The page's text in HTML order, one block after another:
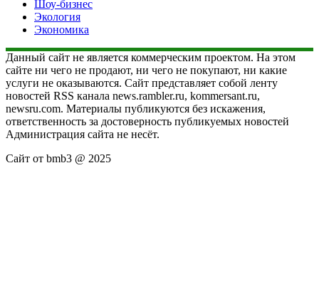
Шоу-бизнес
Экология
Экономика
Данный сайт не является коммерческим проектом. На этом
сайте ни чего не продают, ни чего не покупают, ни какие
услуги не оказываются. Сайт представляет собой ленту
новостей RSS канала news.rambler.ru, kommersant.ru,
newsru.com. Материалы публикуются без искажения,
ответственность за достоверность публикуемых новостей
Администрация сайта не несёт.
Сайт от bmb3 @ 2025